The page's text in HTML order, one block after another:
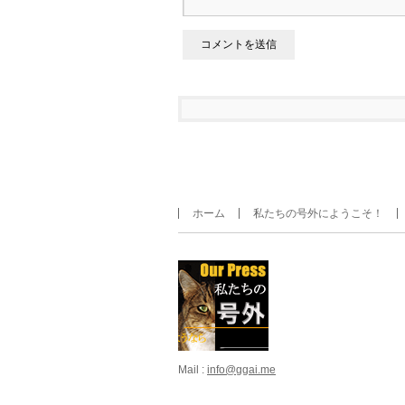
ホーム 私たちの号外にようこそ！
Mail : info@ggai.me